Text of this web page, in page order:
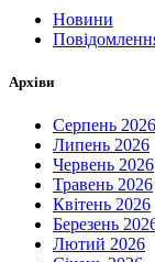
Новини
Архіви
Серпень 2026
Липень 2026
Червень 2026
Травень 2026
Квітень 2026
Березень
Лютий 2026